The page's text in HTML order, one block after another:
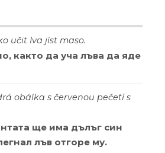
učit Iva jíst maso.
както да уча лъва да яде
obálka s červenou pečetí s
ще има дълъг син
лъв отгоре му.